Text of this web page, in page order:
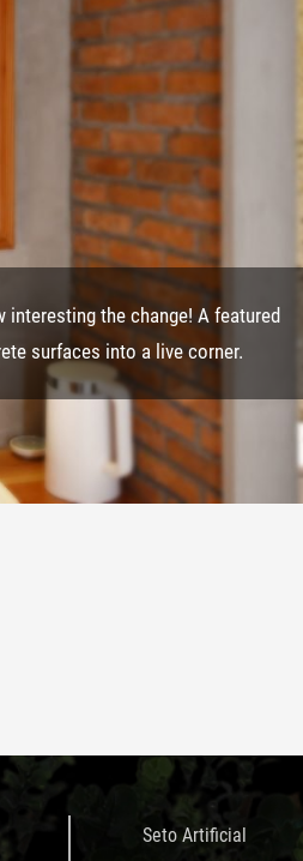
the change! A featured
surfaces into a live corner.
Seto Artificial